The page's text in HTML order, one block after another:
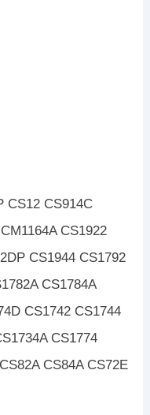
CS12 CS914C
CS1922
CS1944 CS1792
CS1784A
CS1742 CS1744
CS1774
CS84A CS72E